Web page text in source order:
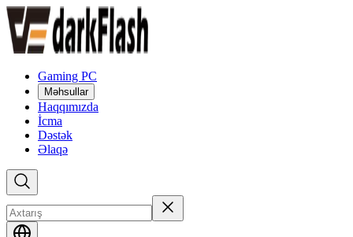
Gaming PC
Məhsullar
Haqqımızda
İcma
Dəstək
Əlaqə